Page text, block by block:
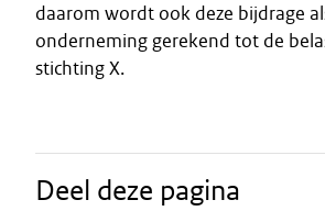
daarom wordt ook deze bijdrage
onderneming gerekend tot de
stichting X.
Deel deze pagina